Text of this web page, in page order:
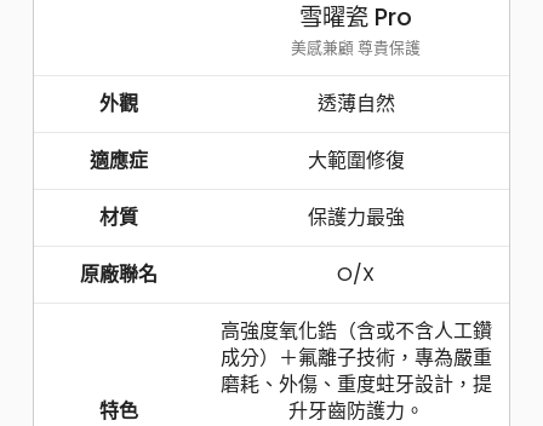
雪曜瓷 Pro
美感兼顧 尊貴保護
外觀 透薄自然
適應症 大範圍修復
材質 保護力最強
原廠聯名 O/X
特色
高強度氧化鋯（含或不含人工鑽
成分）＋氟離子技術，專為嚴重
磨耗、外傷、重度蛀牙設計，提
升牙齒防護力。